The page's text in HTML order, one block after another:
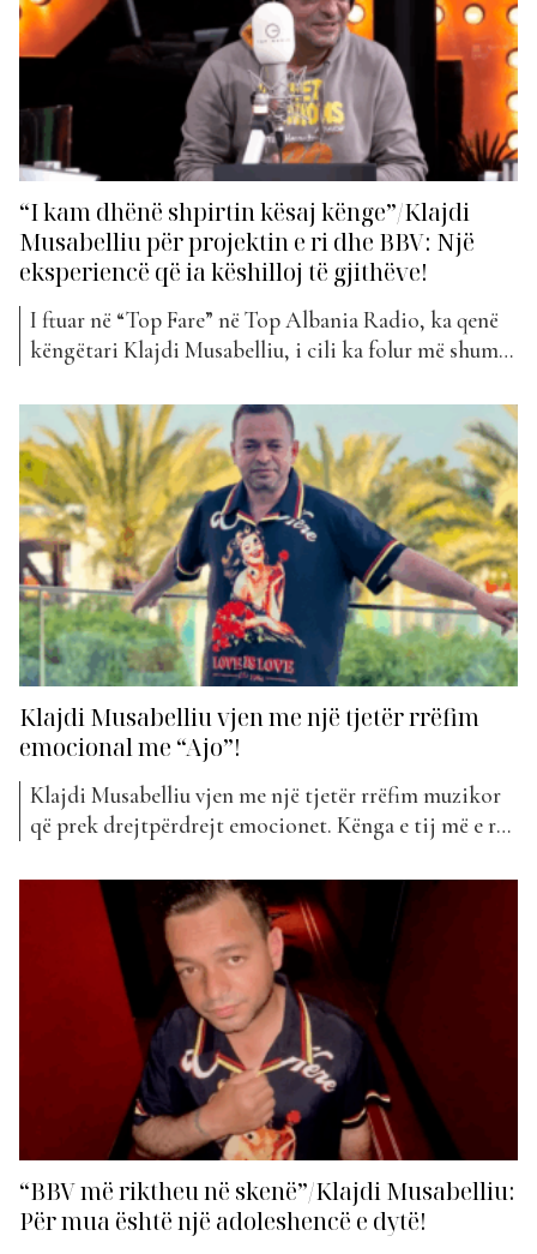
“I kam dhënë shpirtin kësaj kënge”/Klajdi
Musabelliu për projektin e ri dhe BBV: Një
eksperiencë që ia këshilloj të gjithëve!
I ftuar në “Top Fare” në Top Albania Radio, ka qenë
këngëtari Klajdi Musabelliu, i cili ka folur më shumë
edhe tek eksperienca e tij në “Big Brother VIP”… Si
fillim, kush është “Ajo”? Duhet të pyesim...
Klajdi Musabelliu vjen me një tjetër rrëfim
emocional me “Ajo”!
Klajdi Musabelliu vjen me një tjetër rrëfim muzikor
që prek drejtpërdrejt emocionet. Kënga e tij më e re,
mungesën, kujtimet dhe peshën që një person i
veçantë lë pas, edhe kur nuk është më fizikisht i
pranishëm. Që në notat e para,...
“BBV më riktheu në skenë”/Klajdi Musabelliu:
Për mua është një adoleshencë e dytë!